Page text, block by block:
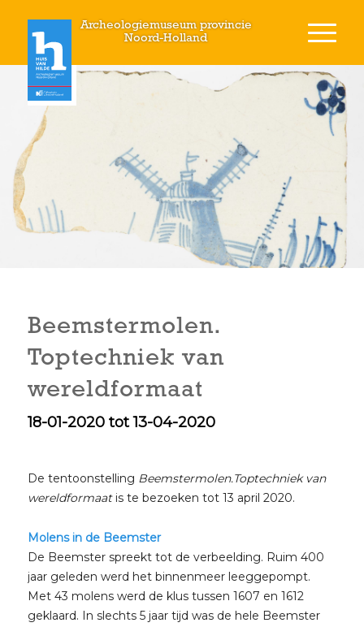
Archeologiemuseum provincie
Noord-Holland
Beemstermolen.
Toptechniek van
wereldformaat
18-01-2020 tot 13-04-2020
De tentoonstelling Beemstermolen.Toptechniek van
wereldformaatis te bezoeken tot 13 april 2020.
Molens in de Beemster
De Beemster spreekt tot de verbeelding. Ruim 400
jaar geleden werd het binnenmeer leeggepompt.
Met 43 molens werd de klus tussen 1607 en 1612
geklaard. In slechts 5 jaar tijd was de hele Beemster